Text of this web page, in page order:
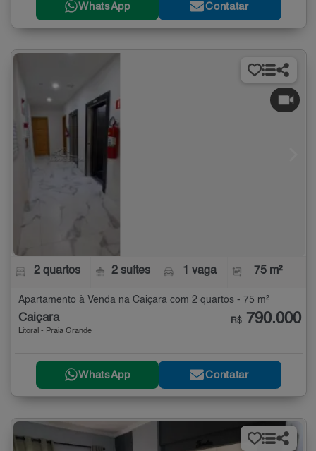
WhatsApp Contatar
2 quartos 2 suítes 1 vaga 75 m²
Apartamento à Venda na Caiçara com 2 quartos - 75 m²
Caiçara
Litoral - Praia Grande
R$ 790.000
WhatsApp Contatar